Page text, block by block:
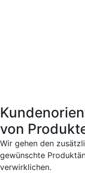
von
Wir gehen den
gewünschte
verwirklichen.